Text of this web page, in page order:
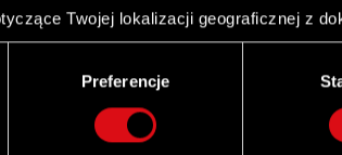
Twojej lokalizacji geograficznej z
urządzenie, aktywnie analizując
tego, jak Twoje osobiste dane są
cookie możesz zmienić lub wycofać
Preferencje